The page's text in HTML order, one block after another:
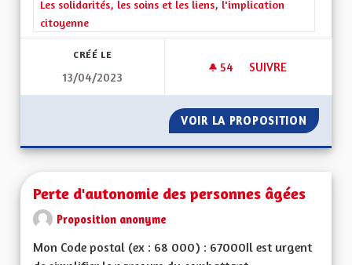
Filtrer les résultats de la catégorie : Les solidarités, les soins
Les solidarités, les soins et les liens, l'implication
citoyenne
CRÉÉ LE
13/04/2023
54 54 ABONNÉS
SUIVRE
VOIR LA PROPOSITION POUR
Perte d'autonomie des personnes âgées
Proposition anonyme
Mon Code postal (ex : 68 000) : 67000Il est urgent